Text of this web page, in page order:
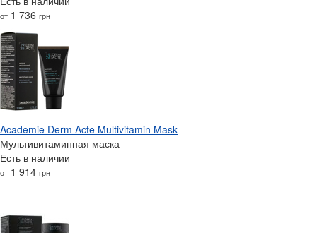
от 1 736 грн
Academie Derm Acte Multivitamin Mask
Мультивитаминная маска
Есть в наличии
от 1 914 грн